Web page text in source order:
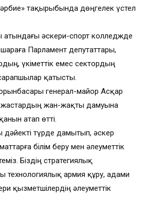
тақырыбында дөңгелек үстел
әскери-спорт колледжде
Парламент депутаттары,
үкіметтік емес сектордың
қатысты.
орынбасары генерал-майор Асқар
жастардың жан-жақты дамуына
атап өтті.
түрде дамытып, әскер
білім беру мен әлеуметтік
Біздің стратегиялық
технологиялық армия құру, адами
қызметшілердің әлеуметтік